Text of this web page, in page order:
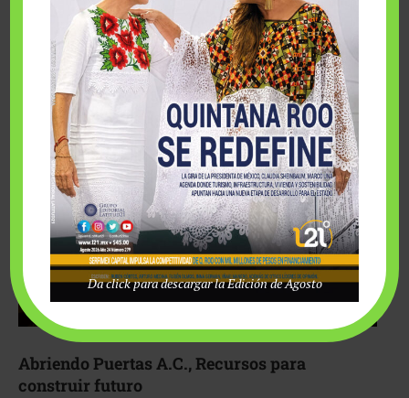
Fairmont Mayakoba y Make-A-Wish México unieron
esfuerzos para hacer realidad el deseo de una …
Abriendo Puertas A.C., Recursos para
construir futuro
Da click para descargar la Edición de Agosto